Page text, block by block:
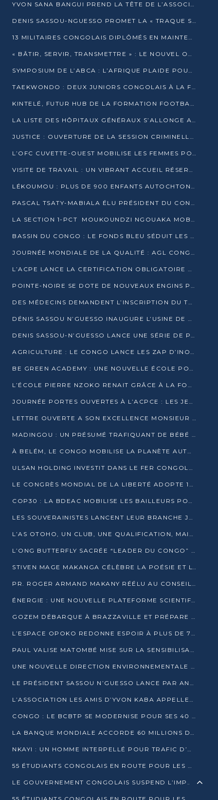
YVON SANA BANGUI PREND LA TÊTE DE L’ASSOCIATION DES BANQUES CENTRALES AFRICAINES
DENIS SASSOU-NGUESSO PROMET LA « TRAQUE SANS RELÂCHE » DU GRAND BANDITISME
13 MILITAIRES CONGOLAIS DIPLÔMÉS EN MAINTENANCE INDUSTRIELLE APRÈS TROIS ANS DE FORMATION À L’UNIVERSITÉ MARIEN-NGOUABI
« BÂTIR, SERVIR, TRANSMETTRE » : LE NOUVEL OUVRAGE QUI INTERPELLE LES COLLECTIVITÉS
SYMPOSIUM DE L’ABCA : L’AFRIQUE PLAIDE POUR UN FINANCEMENT CLIMATIQUE ÉQUITABLE
TAEKWONDO : DEUX JUNIORS CONGOLAIS À LA FINALE D’OPEN SYRIES 2025 À ABIDJAN
KINTELÉ, FUTUR HUB DE LA FORMATION FOOTBALLISTIQUE AFRICAINE ?
LA LISTE DES HÔPITAUX GÉNÉRAUX S’ALLONGE AU CONGO
JUSTICE : OUVERTURE DE LA SESSION CRIMINELLE À BRAZZAVILLE AVEC 52 DOSSIERS AU RÔLE
L’OFC CUVETTE-OUEST MOBILISE LES FEMMES POUR ACCUEILLIR LE PRÉSIDENT DE LA RÉPUBLIQUE
VISITE DE TRAVAIL : UN VIBRANT ACCUEIL RÉSERVÉ À DENIS SASSOU-N’GUESSO PAR L’ASSOCIATION « LES AMIS DE WOMO »
LÉKOUMOU : PLUS DE 900 ENFANTS AUTOCHTONES REÇOIVENT DES KITS SCOLAIRES GRÂCE À L’ESPACE OPOKO
PASCAL TSATY-MABIALA ÉLU PRÉSIDENT DU CONSEIL NATIONAL DE L’UPADS
LA SECTION 1-PCT MOUKOUNDZI NGOUAKA MOBILISE 100 000 FCFA POUR LE 6ᵉ CONGRÈS DU PARTI
BASSIN DU CONGO : LE FONDS BLEU SÉDUIT LES BAILLEURS À BELÉM
JOURNÉE MONDIALE DE LA QUALITÉ : AGL CONGO FORME ET SENSIBILISE LES JEUNES TALENTS
L’ACPE LANCE LA CERTIFICATION OBLIGATOIRE DES CONTRATS DE TRAVAIL DES TRANSPORTEURS
POINTE-NOIRE SE DOTE DE NOUVEAUX ENGINS POUR L’ASSAINISSEMENT ET L’ENTRETIEN ROUTIER
DES MÉDECINS DEMANDENT L’INSCRIPTION DU TRAITEMENT DU PIED-BOT DANS LES CURSUS UNIVERSITAIRES
DÉNIS SASSOU N’GUESSO INAUGURE L’USINE DE VALORISATION DU GAZ ASSOCIÉ
DENIS SASSOU-N’GUESSO LANCE UNE SÉRIE DE PROJETS DANS LE KOUILOU
AGRICULTURE : LE CONGO LANCE LES ZAP D’INONI ET YONO
BE GREEN ACADEMY : UNE NOUVELLE ÉCOLE POUR LES MÉTIERS DE L’ÉCOLOGIE À POINTE-NOIRE
L’ÉCOLE PIERRE NZOKO RENAIT GRÂCE À LA FONDATION MUCODEC
JOURNÉE PORTES OUVERTES À L’ACPCE : LES JEUNES EN IMMERSION DANS L’ENTREPRISE
LETTRE OUVERTE A SON EXCELLENCE MONSIEUR DENIS SASSOU NGUESSO, PRESIDENT DE LAREPUBLIQUE DU CONGO
MADINGOU : UN PRÉSUMÉ TRAFIQUANT DE BÉBÉ CHIMPANZÉ FIXÉ SUR SON SORT LE 20 NOVEMBRE
À BELÉM, LE CONGO MOBILISE LA PLANÈTE AUTOUR DU FONDS BLEU POUR LE BASSIN DU CONGO
ULSAN HOLDING INVESTIT DANS LE FER CONGOLAIS
LE CONGRÈS MONDIAL DE LA LIBERTÉ ADOPTE 14 RÉSOLUTIONS HISTORIQUES
COP30 : LA BDEAC MOBILISE LES BAILLEURS POUR LE FONDS BLEU DU BASSIN DU CONGO
LES SOUVERAINISTES LANCENT LEUR BRANCHE JEUNE À BRAZZAVILLE
L’AS OTOHO, UN CLUB, UNE QUALIFICATION, MAIS ENCORE DES DOUTES
L’ONG BUTTERFLY SACRÉE “LEADER DU CONGO” AU PRIX D’EXCELLENCE 2025
STIVEN MAGE MAKANGA CÉLÈBRE LA POÉSIE ET L’HUMAIN AVEC SON RECUEIL “HECTARE”
PR. ROGER ARMAND MAKANY RÉÉLU AU CONSEIL DE L’AUF
ÉNERGIE : UNE NOUVELLE PLATEFORME SCIENTIFIQUE POUR LA TRANSITION ÉNERGÉTIQUE EN AFRIQUE CENTRALE
GOZEM DÉBARQUE À BRAZZAVILLE ET PRÉPARE SON ARRIVÉE À POINTE-NOIRE
L’ESPACE OPOKO REDONNE ESPOIR À PLUS DE 775 ÉLÈVES AUTOCHTONES DANS LE NORD DU CONGO
PAUL VALISE MATOMBÉ MISE SUR LA SENSIBILISATION POUR ÉRAQUER LE GRAND BANDITISME
UNE NOUVELLE DIRECTION ENVIRONNEMENTALE POUR RENFORCER LA GESTION DES DONNÉES AU CONGO
LE PRÉSIDENT SASSOU N’GUESSO LANCE PAR ANTICIPATION LA 39ÈME JOURNÉE NATIONALE DE L’ARBRE
L’ASSOCIATION LES AMIS D’YVON KABA APPELLENT DENIS SASSOU N’GUESSO À SE PORTER CANDIDAT
CONGO : LE BCBTP SE MODERNISE POUR SES 40 ANS D’EXISTENCE
LA BANQUE MONDIALE ACCORDE 60 MILLIONS DE DOLLARS POUR LA RÉSILIENCE URBAINE AU CONGO
NKAYI : UN HOMME INTERPELLÉ POUR TRAFIC D’UN BÉBÉ CHIMPANZÉ
55 ÉTUDIANTS CONGOLAIS EN ROUTE POUR LES UNIVERSITÉS ALGÉRIENNES
LE GOUVERNEMENT CONGOLAIS SUSPEND L’IMPORTATION DES MACHETTES ET DES MOTOS